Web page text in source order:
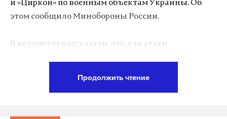
и «Циркон» по военным объектам Украины. Об
этом сообщило Минобороны России.
В ведомстве рассказали, что для атаки
Продолжить чтение